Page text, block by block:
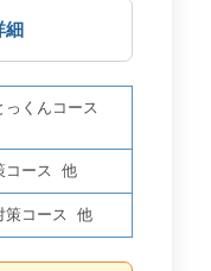
細
くんコース
ース 他
コース 他